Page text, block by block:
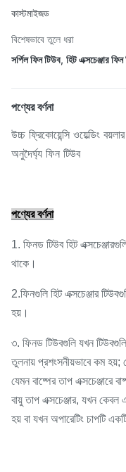
কাস্টমাইজড
বিশেষভাবে তুলে ধরা
সর্পিল ফিন টিউব, হিট এক্সচেঞ্জার
পণ্যের বর্ণনা
উচ্চ ফ্রিকোয়েন্সি ওয়েল্ডিং
অনুদৈর্ঘ্য ফিন টিউব
পণ্যের বর্ণনা
1. ফিনড টিউব হিট
থাকে।
2.ফিনগুলি হিট এক্সচেঞ্জার
হয়।
৩. ফিনড টিউবগুলি যখন
তুলনায় প্রশংসনীয়ভাবে কম হয়;
যেমন বাষ্পের তাপ এক্সচেঞ্জারে
বায়ু তাপ এক্সচেঞ্জার, যখন
হয় বা যখন অপারেটিং চাপটি